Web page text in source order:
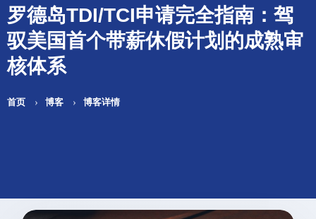
罗德岛TDI/TCI申请完全指南：驾
驭美国首个带薪休假计划的成熟审
核体系
首页 博客 博客详情